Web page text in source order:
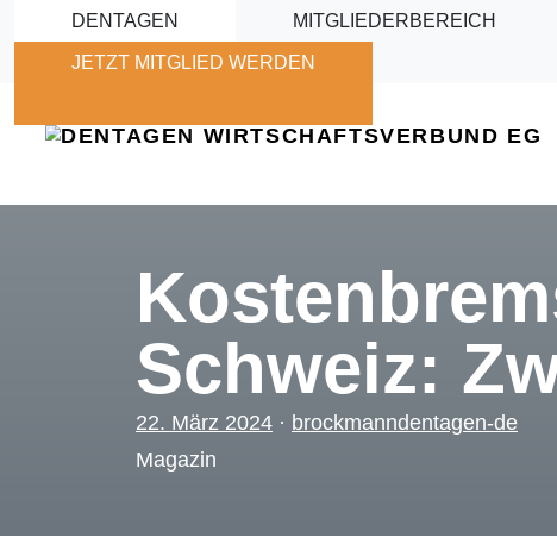
Skip to main content
DENTAGEN MITGLIEDERBEREICH
JETZT MITGLIED WERDEN
Schweiz:
22. März 2024 · brockmanndentagen-de
Magazin